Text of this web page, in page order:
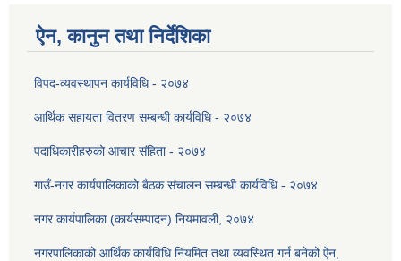
ऐन, कानुन तथा निर्देशिका
विपद-व्यवस्थापन कार्यविधि - २०७४
आर्थिक सहायता वितरण सम्बन्धी कार्यविधि - २०७४
पदाधिकारीहरुको आचार संहिता - २०७४
गाउँ-नगर कार्यपालिकाको बैठक संचालन सम्बन्धी कार्यविधि - २०७४
नगर कार्यपालिका (कार्यसम्पादन) नियमावली, २०७४
नगरपालिकाको आर्थिक कार्यविधि नियमित तथा व्यवस्थित गर्न बनेको ऐन,